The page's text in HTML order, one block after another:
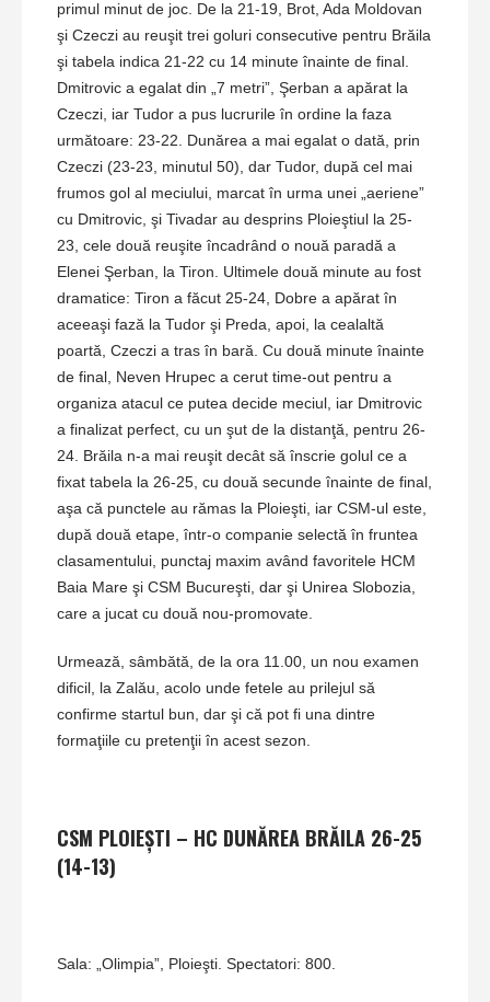
primul minut de joc. De la 21-19, Brot, Ada Moldovan
şi Czeczi au reuşit trei goluri consecutive pentru Brăila
şi tabela indica 21-22 cu 14 minute înainte de final.
Dmitrovic a egalat din „7 metri”, Şerban a apărat la
Czeczi, iar Tudor a pus lucrurile în ordine la faza
următoare: 23-22. Dunărea a mai egalat o dată, prin
Czeczi (23-23, minutul 50), dar Tudor, după cel mai
frumos gol al meciului, marcat în urma unei „aeriene”
cu Dmitrovic, şi Tivadar au desprins Ploieştiul la 25-
23, cele două reuşite încadrând o nouă paradă a
Elenei Şerban, la Tiron. Ultimele două minute au fost
dramatice: Tiron a făcut 25-24, Dobre a apărat în
aceeaşi fază la Tudor şi Preda, apoi, la cealaltă
poartă, Czeczi a tras în bară. Cu două minute înainte
de final, Neven Hrupec a cerut time-out pentru a
organiza atacul ce putea decide meciul, iar Dmitrovic
a finalizat perfect, cu un şut de la distanţă, pentru 26-
24. Brăila n-a mai reuşit decât să înscrie golul ce a
fixat tabela la 26-25, cu două secunde înainte de final,
aşa că punctele au rămas la Ploieşti, iar CSM-ul este,
după două etape, într-o companie selectă în fruntea
clasamentului, punctaj maxim având favoritele HCM
Baia Mare şi CSM Bucureşti, dar şi Unirea Slobozia,
care a jucat cu două nou-promovate.
Urmează, sâmbătă, de la ora 11.00, un nou examen
dificil, la Zalău, acolo unde fetele au prilejul să
confirme startul bun, dar şi că pot fi una dintre
formaţiile cu pretenţii în acest sezon.
CSM PLOIEŞTI – HC DUNĂREA BRĂILA 26-25
(14-13)
Sala: „Olimpia”, Ploieşti. Spectatori: 800.